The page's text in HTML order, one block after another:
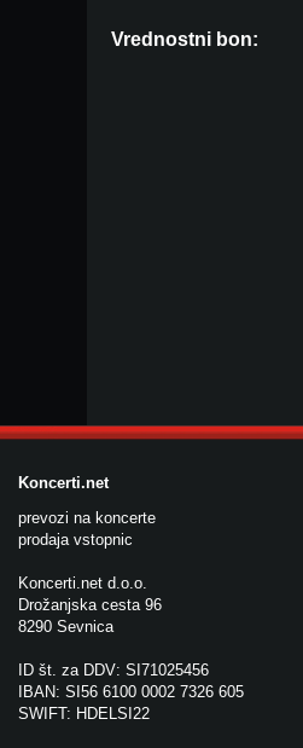
Vrednostni bon:
Koncerti.net
prevozi na koncerte
prodaja vstopnic
Koncerti.net d.o.o.
Drožanjska cesta 96
8290 Sevnica
ID št. za DDV: SI71025456
IBAN: SI56 6100 0002 7326 605
SWIFT: HDELSI22